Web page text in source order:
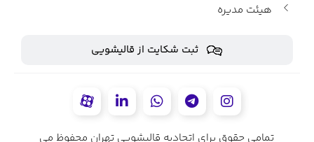
هیئت مدیره
ثبت شکایت از قالیشویی
تمامی حقوق برای اتحادیه قالیشویی تهران محفوظ می